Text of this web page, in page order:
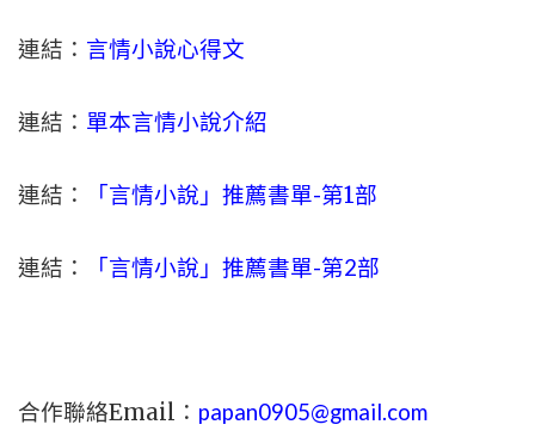
連結： 言情小說心得文
連結： 單本言情小說介紹
連結： 「言情小說」推薦書單-第1部
連結： 「言情小說」推薦書單-第2部
合作聯絡Email： papan0905@gmail.com